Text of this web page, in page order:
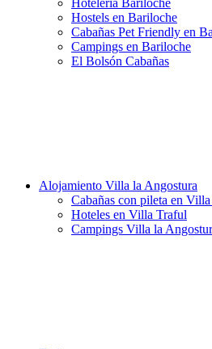
Hoteleria Bariloche
Hostels en Bariloche
Cabañas Pet Friendly en
Campings en Bariloche
El Bolsón Cabañas
Alojamiento Villa la Angostura
Cabañas con pileta en
Hoteles en Villa Traful
Campings Villa la